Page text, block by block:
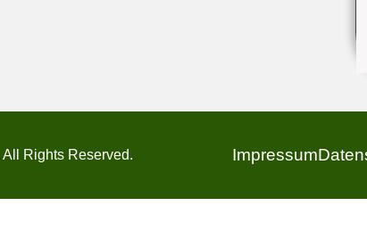
Rights Reserved. Impressum